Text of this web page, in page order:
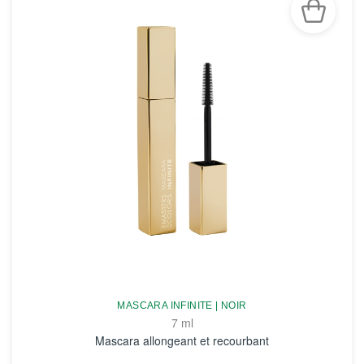
MASCARA INFINITE | NOIR
7 ml
Mascara allongeant et recourbant